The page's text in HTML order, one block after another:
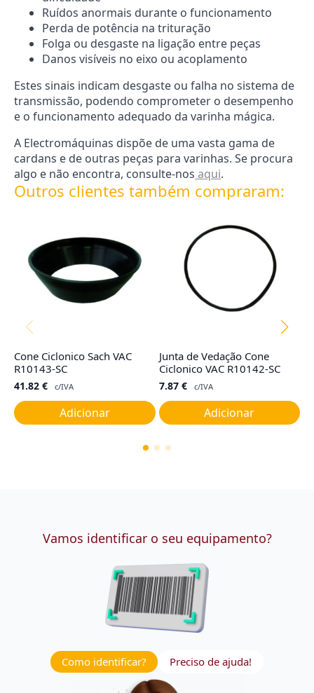
Ruídos anormais durante o funcionamento
Perda de potência na trituração
Folga ou desgaste na ligação entre peças
Danos visíveis no eixo ou acoplamento
Estes sinais indicam desgaste ou falha no sistema de
transmissão, podendo comprometer o desempenho
e o funcionamento adequado da varinha mágica.
A Electromáquinas dispõe de uma vasta gama de
cardans e de outras peças para varinhas. Se procura
algo e não encontra, consulte-nos aqui.
Outros clientes também compraram:
Cone Ciclonico Sach VAC
R10143-SC
41.82 € c/IVA
Adicionar
Junta de Vedação Cone
Ciclonico VAC R10142-SC
7.87 € c/IVA
Adicionar
Vamos identificar o seu equipamento?
Como identificar? Preciso de ajuda!